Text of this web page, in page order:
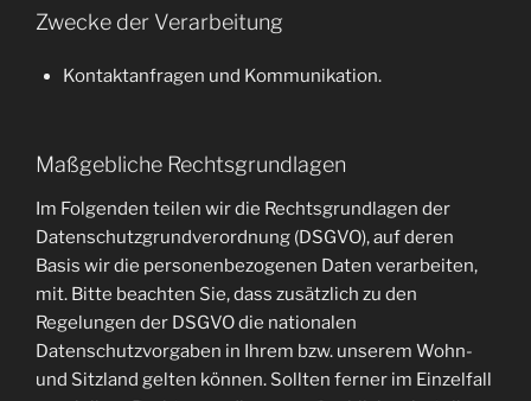
Zwecke der Verarbeitung
Kontaktanfragen und Kommunikation.
Maßgebliche Rechtsgrundlagen
Im Folgenden teilen wir die Rechtsgrundlagen der
Datenschutzgrundverordnung (DSGVO), auf deren
Basis wir die personenbezogenen Daten verarbeiten,
mit. Bitte beachten Sie, dass zusätzlich zu den
Regelungen der DSGVO die nationalen
Datenschutzvorgaben in Ihrem bzw. unserem Wohn-
und Sitzland gelten können. Sollten ferner im Einzelfall